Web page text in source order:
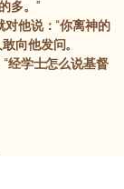
多。”
他说：“你离神的
向他发问。
经学士怎么说基督